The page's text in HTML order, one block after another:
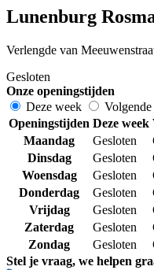
Lunenburg
Verlengde van
Gesloten
Onze openingstijden
Deze week
Openingstijden Deze week
Maandag
Gesloten
Dinsdag
Gesloten
Woensdag
Gesloten
Donderdag
Gesloten
Vrijdag
Gesloten
Zaterdag
Gesloten
Zondag
Gesloten
Stel je vraag, we helpen